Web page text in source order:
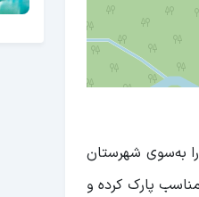
به‌سوی شهرستان
پارک کرده و